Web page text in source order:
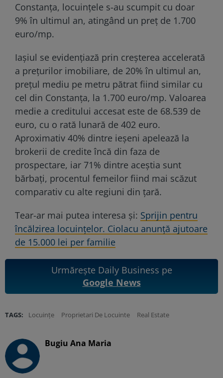
Constanța, locuințele s-au scumpit cu doar
9% în ultimul an, atingând un preț de 1.700
euro/mp.
Iașiul se evidențiază prin creșterea accelerată
a prețurilor imobiliare, de 20% în ultimul an,
prețul mediu pe metru pătrat fiind similar cu
cel din Constanța, la 1.700 euro/mp. Valoarea
medie a creditului accesat este de 68.539 de
euro, cu o rată lunară de 402 euro.
Aproximativ 40% dintre ieșeni apelează la
brokerii de credite încă din faza de
prospectare, iar 71% dintre aceștia sunt
bărbați, procentul femeilor fiind mai scăzut
comparativ cu alte regiuni din țară.
Tear-ar mai putea interesa și: Sprijin pentru
încălzirea locuințelor. Ciolacu anunță ajutoare
de 15.000 lei per familie
Urmărește Daily Business pe
Google News
TAGS: Locuințe Proprietari De Locuinte Real Estate
Bugiu ⁠Ana Maria